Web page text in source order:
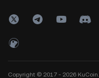
Copyright © 2017 - 2026